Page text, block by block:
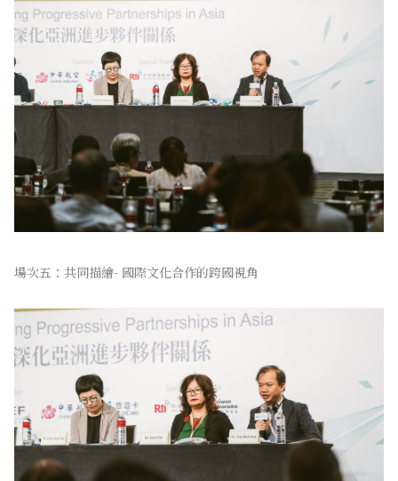
場次五：共同描繪- 國際文化合作的跨國視角